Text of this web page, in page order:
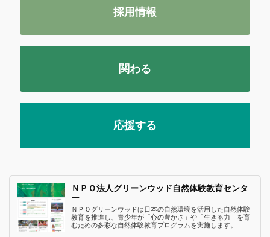
採用情報
関わる
応援する
ＮＰＯ法人グリーンウッド自然体験教育センタ
ー
ＮＰＯグリーンウッドは日本の自然環境を活用した自然体験
教育を推進し、青少年が「心の豊かさ」や「生きる力」を育
むための多彩な自然体験教育プログラムを実施します。